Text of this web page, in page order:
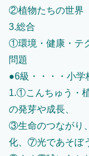
②植物たちの世界
3.総合
①環境・健康・テ
問題
●6級・・・・小学
1.①こんちゅう・
の発芽や成長、
③生命のつながり
化、⑦光であそぼ